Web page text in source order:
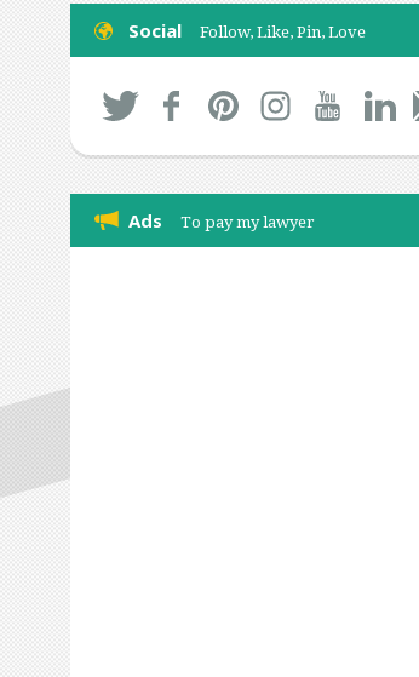
Social Follow, Like, Pin, Love
Ads To pay my lawyer